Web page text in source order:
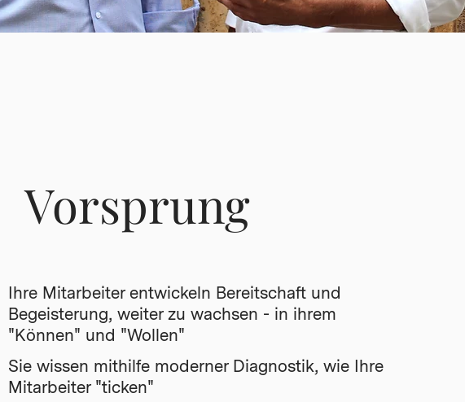
Vorsprung
Ihre Mitarbeiter entwickeln Bereitschaft und
Begeisterung, weiter zu wachsen - in ihrem
"Können" und "Wollen"
Sie wissen mithilfe moderner Diagnostik, wie Ihre
Mitarbeiter "ticken"